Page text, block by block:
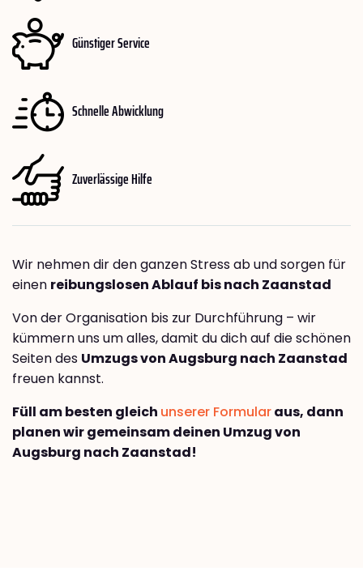
Günstiger Service
Schnelle Abwicklung
Zuverlässige Hilfe
Wir nehmen dir den ganzen Stress ab und sorgen für
einen reibungslosen Ablauf bis nach Zaanstad
Von der Organisation bis zur Durchführung – wir
kümmern uns um alles, damit du dich auf die schönen
Seiten des Umzugs von Augsburg nach Zaanstad
freuen kannst.
Füll am besten gleich unserer Formularaus, dann
planen wir gemeinsam deinen Umzug von
Augsburg nach Zaanstad!